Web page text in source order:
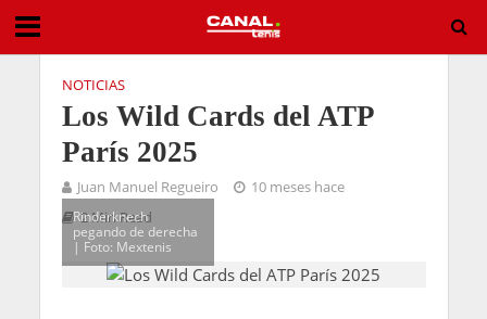
NOTICIAS
Los Wild Cards del ATP
París 2025
Juan Manuel Regueiro
10 meses hace
2 Min Read
Rinderknech
pegando de derecha
| Foto: Mextenis